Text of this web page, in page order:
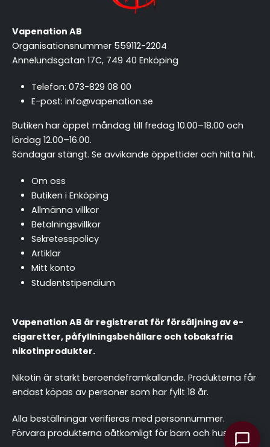
Vapenation AB
Organisationsnummer 559112-2204
Annelundsgatan 17C, 749 40 Enköping
Telefon: 073-829 08 00
E-post: info@vapenation.se
Butiken har öppet måndag till fredag 10.00–18.00 och
lördag 12.00–16.00.
Söndagar stängt. Se avvikande öppettider och hitta hit.
Om oss
Butiken i Enköping
Allmänna villkor
Betalningsvillkor
Sekretesspolicy
Artiklar
Mitt konto
Studentstipendium
Vapenation AB är registrerat för försäljning av e-
cigaretter, påfyllningsbehållare och tobaksfria
nikotinprodukter.
Nikotin är starkt beroendeframkallande. Produkterna får
endast köpas av personer som har fyllt 18 år.
Alla beställningar verifieras med personnummer.
Förvara produkterna oåtkomligt för barn och husdjur.
chattassistent.se